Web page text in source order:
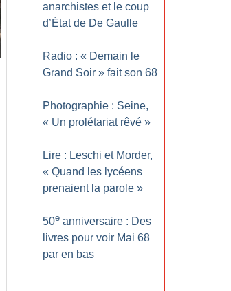
anarchistes et le coup
d’État de De Gaulle
Radio : « Demain le
Grand Soir » fait son 68
Photographie : Seine,
« Un prolétariat rêvé »
Lire : Leschi et Morder,
« Quand les lycéens
prenaient la parole »
50e anniversaire : Des
livres pour voir Mai 68
par en bas